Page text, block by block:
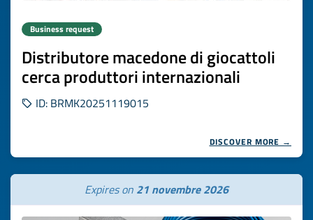
Business request
Distributore macedone di giocattoli
cerca produttori internazionali
ID: BRMK20251119015
DISCOVER MORE →
Expires on 21 novembre 2026